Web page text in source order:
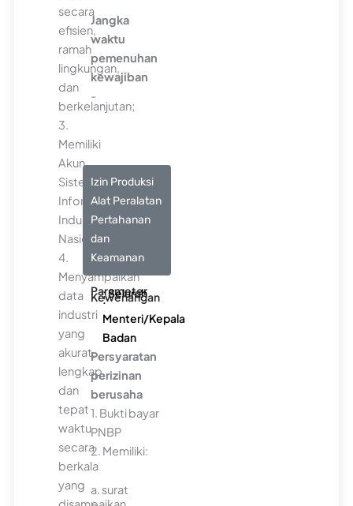
secara
efisien,
ramah
lingkungan,
dan
berkelanjutan;
3.
Memiliki
Akun
Sistem
Informasi
Industri
Nasional;
4.
Menyampaikan
data
industri
yang
akurat,
lengkap,
dan
tepat
waktu
secara
berkala
yang
Jangka
waktu
pemenuhan
kewajiban
-
Izin Produksi
Alat Peralatan
Pertahanan
dan
Keamanan
Parameter
: Seluruh
Kewenangan
:
Menteri/Kepala
Badan
Persyaratan
perizinan
berusaha
1. Bukti bayar
PNBP
2. Memiliki:
a. surat